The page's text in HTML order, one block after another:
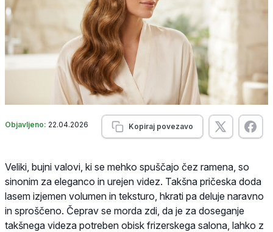
Objavljeno: 22.04.2026 Kopiraj povezavo
Veliki, bujni valovi, ki se mehko spuščajo čez ramena, so
sinonim za eleganco in urejen videz. Takšna pričeska doda
lasem izjemen volumen in teksturo, hkrati pa deluje naravno
in sproščeno. Čeprav se morda zdi, da je za doseganje
takšnega videza potreben obisk frizerskega salona, lahko z